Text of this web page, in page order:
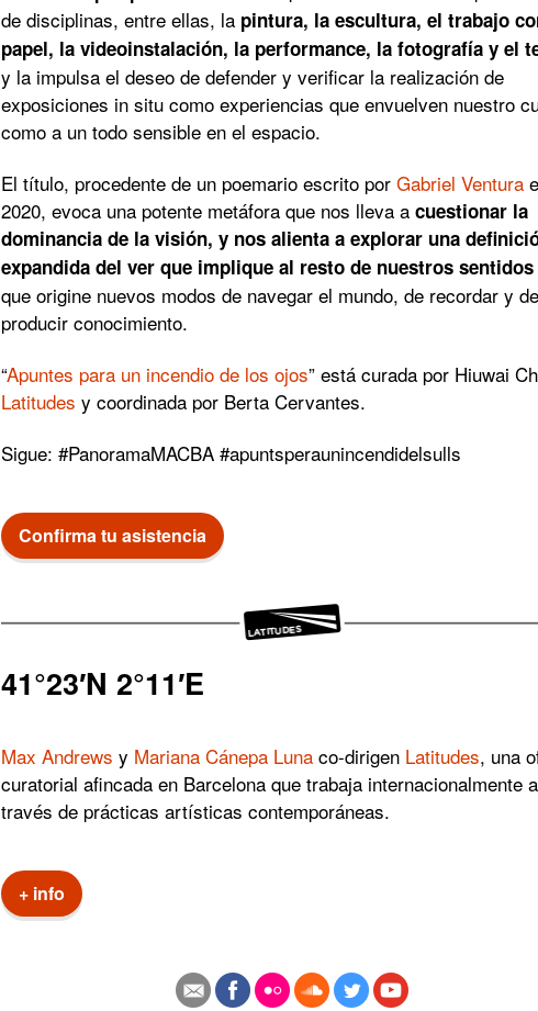
de disciplinas, entre ellas, la pintura, la escultura, el trabajo
papel, la videoinstalación, la performance, la fotografía y el
y la impulsa el deseo de defender y verificar la realización de
exposiciones in situ como experiencias que envuelven nuestro
como a un todo sensible en el espacio.
El título, procedente de un poemario escrito por Gabriel Ventura
2020, evoca una potente metáfora que nos lleva a cuestionar la
dominancia de la visión, y nos alienta a explorar una
expandida del ver que implique al resto de nuestros sentidos
que origine nuevos modos de navegar el mundo, de recordar y de
producir conocimiento.
“Apuntes para un incendio de los ojos” está curada por Hiuwai
Latitudes y coordinada por Berta Cervantes.
Sigue: #PanoramaMACBA #apuntsperaunincendidelsulls
Confirma tu asistencia
41°23′N 2°11′E
Max Andrews y Mariana Cánepa Luna co-dirigen Latitudes, una
curatorial afincada en Barcelona que trabaja internacionalmente a
través de prácticas artísticas contemporáneas.
+ info